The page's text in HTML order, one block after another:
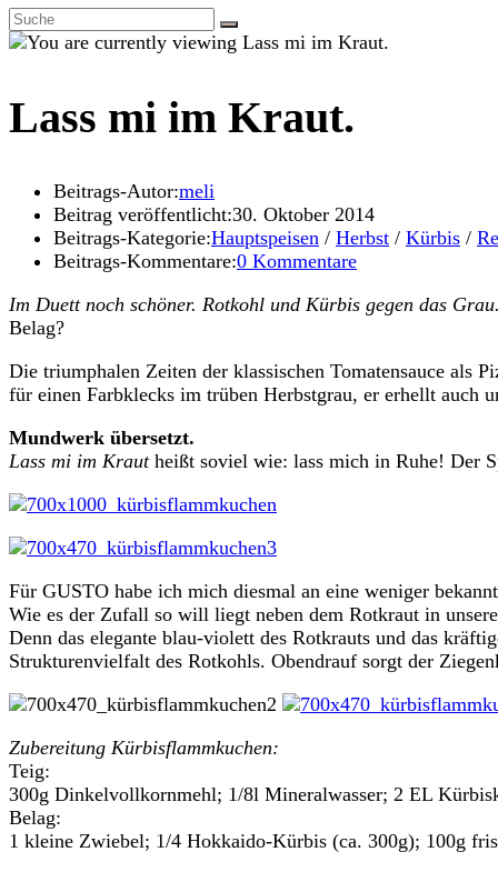
Lass mi im Kraut.
Beitrags-Autor:meli
Beitrag veröffentlicht:30. Oktober 2014
Beitrags-Kategorie:Hauptspeisen / Herbst / Kürbis /
Beitrags-Kommentare:0 Kommentare
Im Duett noch schöner. Rotkohl und Kürbis gegen das
Belag?
Die triumphalen Zeiten der klassischen Tomatensauce als
für einen Farbklecks im trüben Herbstgrau, er erhellt auch
Mundwerk übersetzt.
Lass mi im Krautheißt soviel wie: lass mich in Ruhe! Der
Für GUSTO habe ich mich diesmal an eine weniger
Wie es der Zufall so will liegt neben dem Rotkraut in
Denn das elegante blau-violett des Rotkrauts und das
Strukturenvielfalt des Rotkohls. Obendrauf sorgt der
Zubereitung Kürbisflammkuchen:
Teig:
300g Dinkelvollkornmehl; 1/8l Mineralwasser; 2 EL
Belag:
1 kleine Zwiebel; 1/4 Hokkaido-Kürbis (ca. 300g); 100g